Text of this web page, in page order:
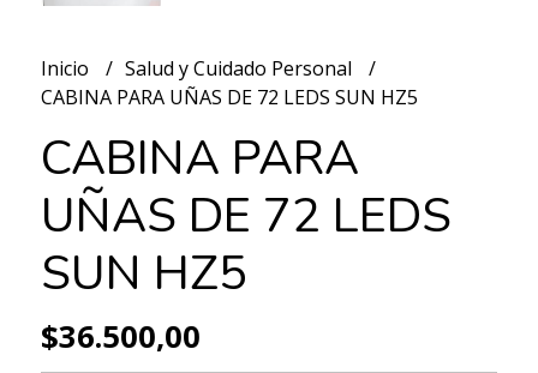
Inicio
Salud y Cuidado Personal
CABINA PARA UÑAS DE 72 LEDS SUN HZ5
CABINA PARA
UÑAS DE 72 LEDS
SUN HZ5
$36.500,00